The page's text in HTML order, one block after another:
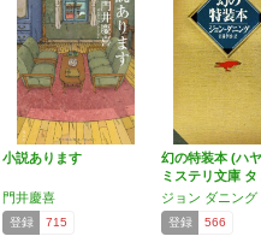
小説あります
門井慶喜
登録 715
幻の特装本 (ハ
ミステリ文庫
ジョン ダニング
登録 566